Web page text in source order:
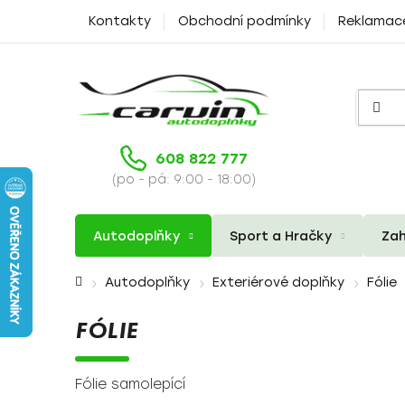
Kontakty Obchodní podmínky
608 822 777
(po - pá: 9:00 - 18:00)
Autodoplňky Sport a Hračky
Domů Autodoplňky Exteriérové doplňky Fólie
FÓLIE
Fólie samolepící